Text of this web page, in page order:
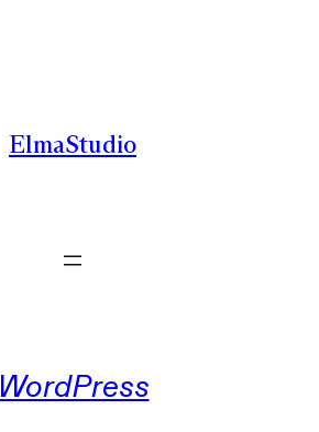
ElmaStudio
WordPress